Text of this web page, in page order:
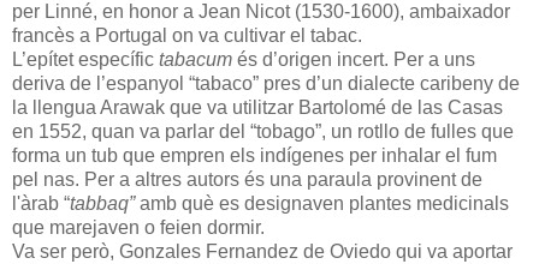
per Linné, en honor a Jean Nicot (1530-1600), ambaixador
francès a Portugal on va cultivar el tabac.
L’epítet específic tabacum és d’origen incert. Per a uns
deriva de l’espanyol “tabaco” pres d’un dialecte caribeny de
la llengua Arawak que va utilitzar Bartolomé de las Casas
en 1552, quan va parlar del “tobago”, un rotllo de fulles que
forma un tub que empren els indígenes per inhalar el fum
pel nas. Per a altres autors és una paraula provinent de
l'àrab “tabbaq”amb què es designaven plantes medicinals
que marejaven o feien dormir.
Va ser però, Gonzales Fernandez de Oviedo qui va aportar